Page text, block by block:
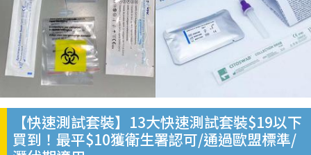
【快速測試套裝】13大快速測試套裝$19以下
買到！最平$10獲衛生署認可/通過歐盟標準/